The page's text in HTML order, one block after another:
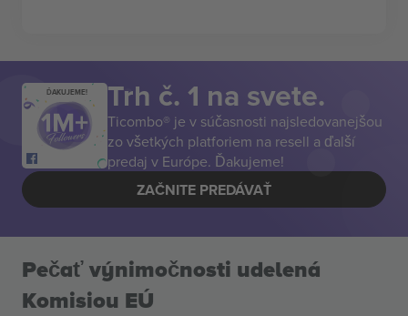
ĎAKUJEME! Trh č. 1 na svete.
Ticombo® je v súčasnosti najsledovanejšou
zo všetkých platforiem na resell a ďalší
predaj v Európe. Ďakujeme!
ZAČNITE PREDÁVAŤ
Pečať výnimočnosti udelená
Komisiou EÚ